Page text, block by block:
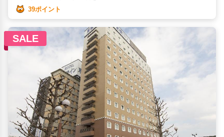
39ポイント
SALE